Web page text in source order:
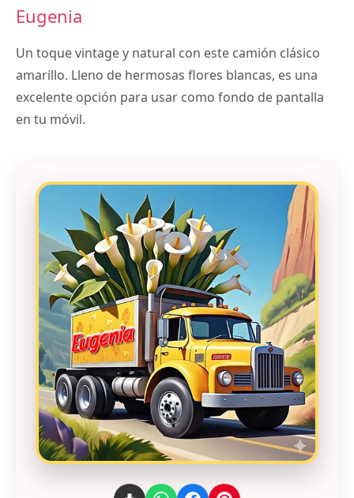
Eugenia
Un toque vintage y natural con este camión clásico
amarillo. Lleno de hermosas flores blancas, es una
excelente opción para usar como fondo de pantalla
en tu móvil.